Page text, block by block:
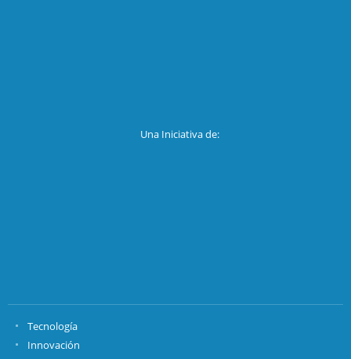
Una Iniciativa de:
Tecnología
Innovación